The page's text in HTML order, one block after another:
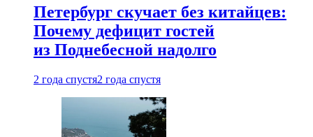
Петербург скучает без китайцев:
Почему дефицит гостей
из Поднебесной надолго
2 года спустя2 года спустя